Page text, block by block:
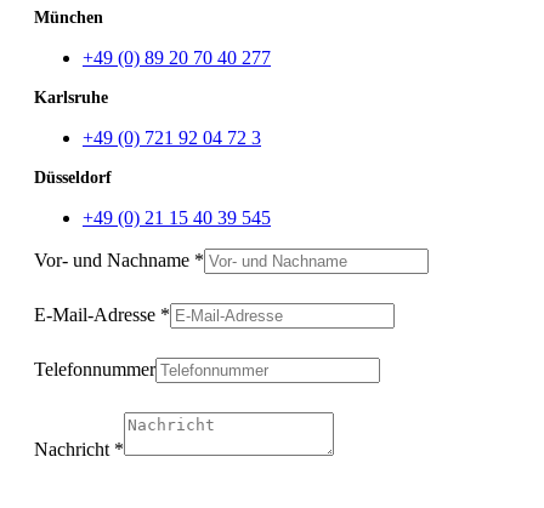
München
+49 (0) 89 20 70 40 277
Karlsruhe
+49 (0) 721 92 04 72 3
Düsseldorf
+49 (0) 21 15 40 39 545
Vor- und Nachname *
E-
Mail-
und
E-Mail-Adresse *
Telefonnummer
Nachricht *